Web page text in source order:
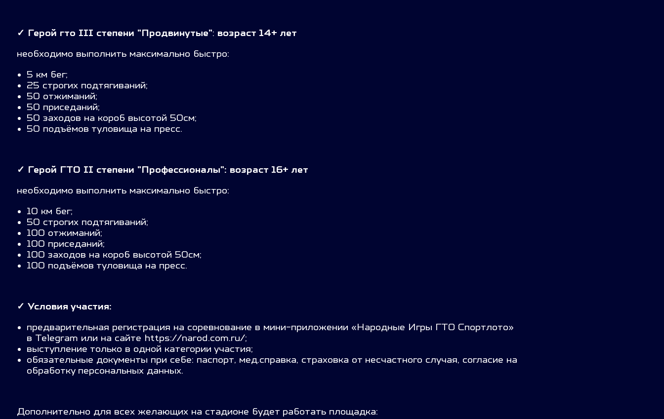
✓ Герой гто III степени "Продвинутые": возраст 14+ лет
необходимо выполнить максимально быстро:
5 км бег;
25 строгих подтягиваний;
50 отжиманий;
50 приседаний;
50 заходов на короб высотой 50см;
50 подъёмов туловища на пресс.
✓ Герой ГТО II степени "Профессионалы": возраст 16+ лет
необходимо выполнить максимально быстро:
10 км бег;
50 строгих подтягиваний;
100 отжиманий;
100 приседаний;
100 заходов на короб высотой 50см;
100 подъёмов туловища на пресс.
✓ Условия участия:
предварительная регистрация на соревнование в мини-приложении «Народные Игры ГТО Спортлото»
в Telegram или на сайте https://narod.com.ru/;
выступление только в одной категории участия;
обязательные документы при себе: паспорт, мед.справка, страховка от несчастного случая, согласие на
обработку персональных данных.
Дополнительно для всех желающих на стадионе будет работать площадка: